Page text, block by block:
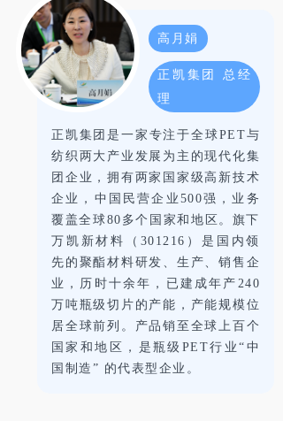
高月娟
正凯集团 总经
理
正凯集团是一家专注于全球PET与
纺织两大产业发展为主的现代化集
团企业，拥有两家国家级高新技术
企业，中国民营企业500强，业务
覆盖全球80多个国家和地区。旗下
万凯新材料（301216）是国内领
先的聚酯材料研发、生产、销售企
业，历时十余年，已建成年产240
万吨瓶级切片的产能，产能规模位
居全球前列。产品销至全球上百个
国家和地区，是瓶级PET行业“中
国制造” 的代表型企业。